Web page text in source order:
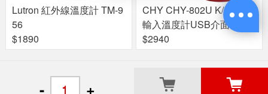
- +
Lutron 紅外線溫度計 TM-9
56
$1890
CHY CHY-802U K/J 型雙
輸入溫度計USB介面
$2940
關於良興